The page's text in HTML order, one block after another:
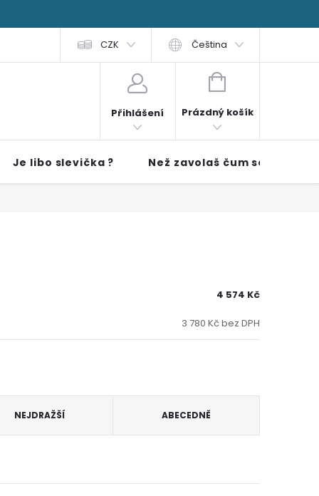
Obchodní podmínky
CZK Čeština
Přihlášení
NÁKUPNÍ KOŠÍK
Prázdný košík
Je libo slevička ? Než zavolaš čum sem!!
4 574 Kč
3 780 Kč bez DPH
NEJDRAŽŠÍ ABECEDNĚ